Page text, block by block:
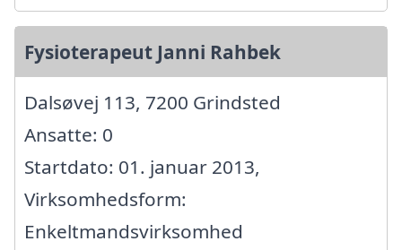
Fysioterapeut Janni Rahbek
Dalsøvej 113, 7200 Grindsted
Ansatte: 0
Startdato: 01. januar 2013,
Virksomhedsform:
Enkeltmandsvirksomhed